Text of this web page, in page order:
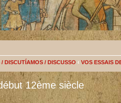
DISCUTÍAMOS / DISCUSSO ‹ VOS ESSAIS
12ème siècle